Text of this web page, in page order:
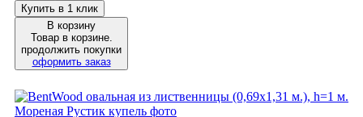
Купить в 1 клик
В корзину
Товар в корзине.
продолжить покупки
оформить заказ